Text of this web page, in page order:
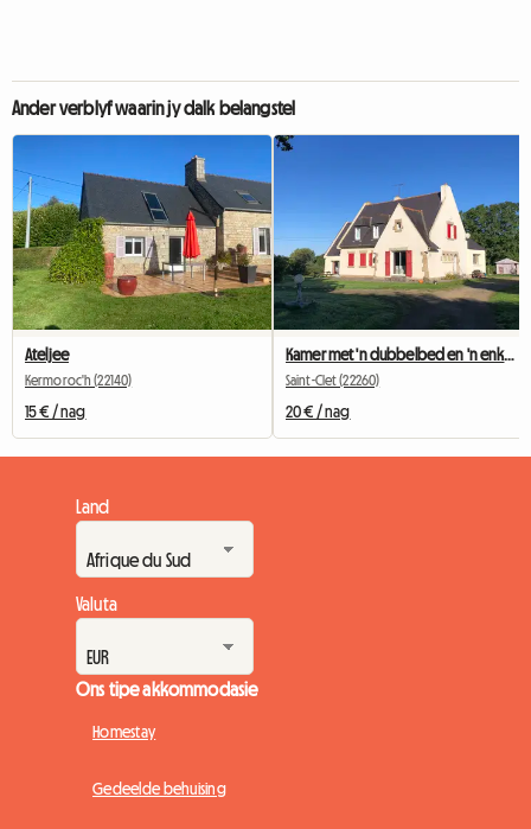
Ander verblyf waarin jy dalk belangstel
Ateljee
Kermoroc'h (22140)
15 € / nag
Kamer met 'n dubbelbed en 'n enkelbed
Saint-Clet (22260)
20 € / nag
Land
Valuta
Ons tipe akkommodasie
Homestay
Gedeelde behuising